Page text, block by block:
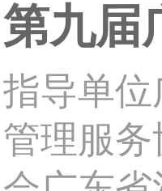
第九届
指导单
管理服